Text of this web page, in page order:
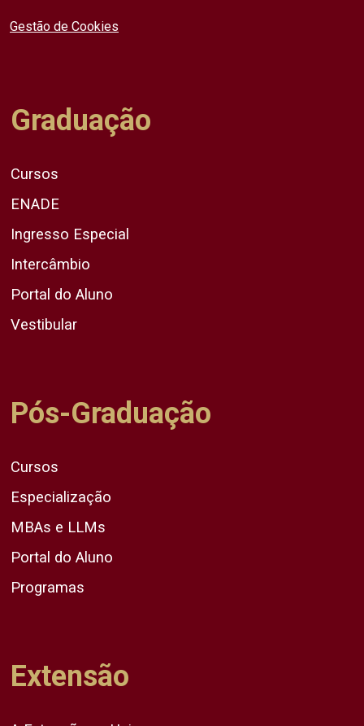
Gestão de Cookies
Graduação
Cursos
ENADE
Ingresso Especial
Intercâmbio
Portal do Aluno
Vestibular
Pós-Graduação
Cursos
Especialização
MBAs e LLMs
Portal do Aluno
Programas
Extensão